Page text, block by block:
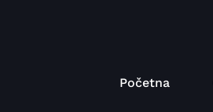
Početna